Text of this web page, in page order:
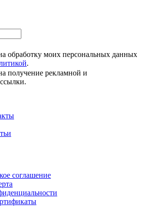
обработку моих персональных данных
.
получение рекламной и
соглашение